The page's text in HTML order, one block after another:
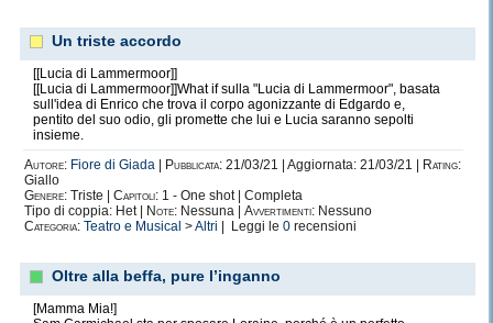
Un triste accordo
[[Lucia di Lammermoor]]
[[Lucia di Lammermoor]]What if sulla "Lucia di Lammermoor", basata
sull'idea di Enrico che trova il corpo agonizzante di Edgardo e,
pentito del suo odio, gli promette che lui e Lucia saranno sepolti
insieme.
Autore: Fiore di Giada Pubblicata: 21/03/21 | Aggiornata: 21/03/21 |
Rating:
Giallo
Genere: Triste | Capitoli: 1 - One shot | Completa
Tipo di coppia: Het |
Note: Nessuna | Avvertimenti: Nessuno
Categoria: Teatro e Musical >Altri | Leggi le 0 recensioni
Oltre alla beffa, pure l’inganno
[Mamma Mia!]